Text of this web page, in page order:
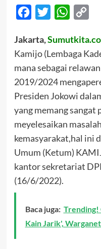
Facebook
Twitter
Jakarta,
Kamijo (Lembaga
mana sebagai
2019/2024
Presiden Jokowi
yang memang
meyelesaikan
kemasyarakat,hal ini
Umum (Ketum)
kantor sekretariat
(16/6/2022).
Baca juga: Trending!
Kain Jarik',